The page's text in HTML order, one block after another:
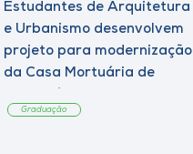
Estudantes de Arquitetura
e Urbanismo desenvolvem
projeto para modernização
da Casa Mortuária de
Graduação